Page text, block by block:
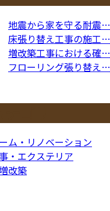
地震から家を守る耐震…
床張り替え工事の施工…
増改築工事における確…
フローリング張り替え…
ム・リノベーション
・エクステリア
改築